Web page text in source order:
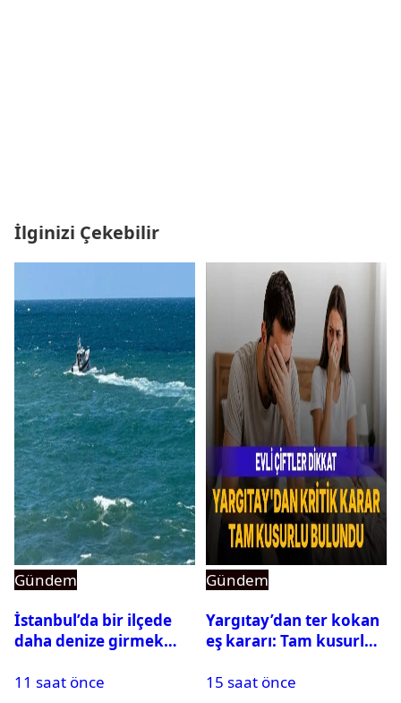
İlginizi Çekebilir
Gündem
İstanbul’da bir ilçede
daha denize girmek
11 saat önce
Gündem
Yargıtay’dan ter kokan
eş kararı: Tam kusurlu
15 saat önce